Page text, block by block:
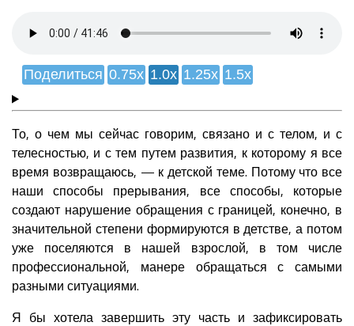
Поделиться 0.75x 1.0x 1.25x 1.5x
То, о чем мы сейчас говорим, связано и с телом, и с
телесностью, и с тем путем развития, к которому я все
время возвращаюсь, — к детской теме. Потому что все
наши способы прерывания, все способы, которые
создают нарушение обращения с границей, конечно, в
значительной степени формируются в детстве, а потом
уже поселяются в нашей взрослой, в том числе
профессиональной, манере обращаться с самыми
разными ситуациями.
Я бы хотела завершить эту часть и зафиксировать